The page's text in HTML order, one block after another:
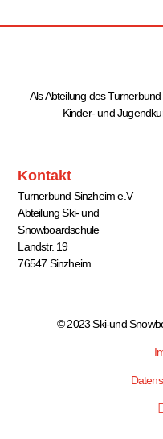
Als Abteilung des
Kinder- und
Kontakt
Turnerbund Sinzheim e.V
Abteilung Ski- und
Snowboardschule
Landstr. 19
76547 Sinzheim
© 2023 Ski-und